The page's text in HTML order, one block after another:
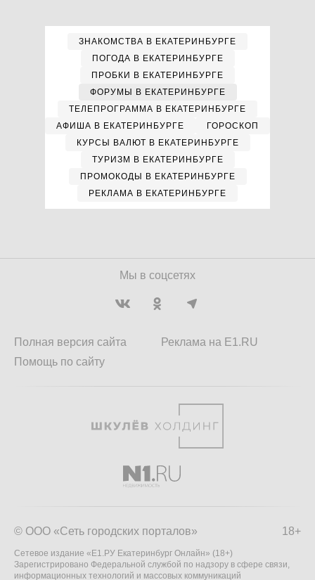
ЗНАКОМСТВА В ЕКАТЕРИНБУРГЕ
ПОГОДА В ЕКАТЕРИНБУРГЕ
ПРОБКИ В ЕКАТЕРИНБУРГЕ
ФОРУМЫ В ЕКАТЕРИНБУРГЕ
ТЕЛЕПРОГРАММА В ЕКАТЕРИНБУРГЕ
АФИША В ЕКАТЕРИНБУРГЕ
ГОРОСКОП
КУРСЫ ВАЛЮТ В ЕКАТЕРИНБУРГЕ
ТУРИЗМ В ЕКАТЕРИНБУРГЕ
ПРОМОКОДЫ В ЕКАТЕРИНБУРГЕ
РЕКЛАМА В ЕКАТЕРИНБУРГЕ
Мы в соцсетях
Полная версия сайта
Помощь по сайту
Реклама на E1.RU
18+
© ООО «Сеть городских порталов»
Сетевое издание «Е1.РУ Екатеринбург Онлайн» (18+)
Зарегистрировано Федеральной службой по надзору в сфере связи,
информационных технологий и массовых коммуникаций